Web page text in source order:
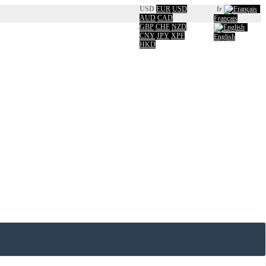
fr
Français
English
USD EUR USD
AUD CAD
GBP CHF NZD
CNY JPY XPF
HKD